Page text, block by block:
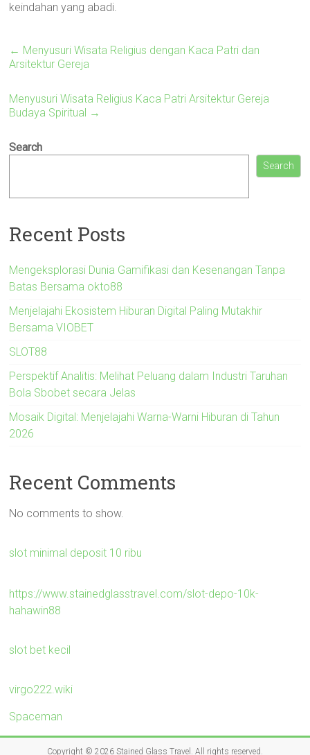
keindahan yang abadi.
← Menyusuri Wisata Religius dengan Kaca Patri dan
Arsitektur Gereja
Menyusuri Wisata Religius Kaca Patri Arsitektur Gereja
Budaya Spiritual →
Search
Search
Recent Posts
Mengeksplorasi Dunia Gamifikasi dan Kesenangan Tanpa
Batas Bersama okto88
Menjelajahi Ekosistem Hiburan Digital Paling Mutakhir
Bersama VIOBET
SLOT88
Perspektif Analitis: Melihat Peluang dalam Industri Taruhan
Bola Sbobet secara Jelas
Mosaik Digital: Menjelajahi Warna-Warni Hiburan di Tahun
2026
Recent Comments
No comments to show.
slot minimal deposit 10 ribu
https://www.stainedglasstravel.com/slot-depo-10k-
hahawin88
slot bet kecil
virgo222.wiki
Spaceman
Copyright © 2026 Stained Glass Travel . All rights reserved.